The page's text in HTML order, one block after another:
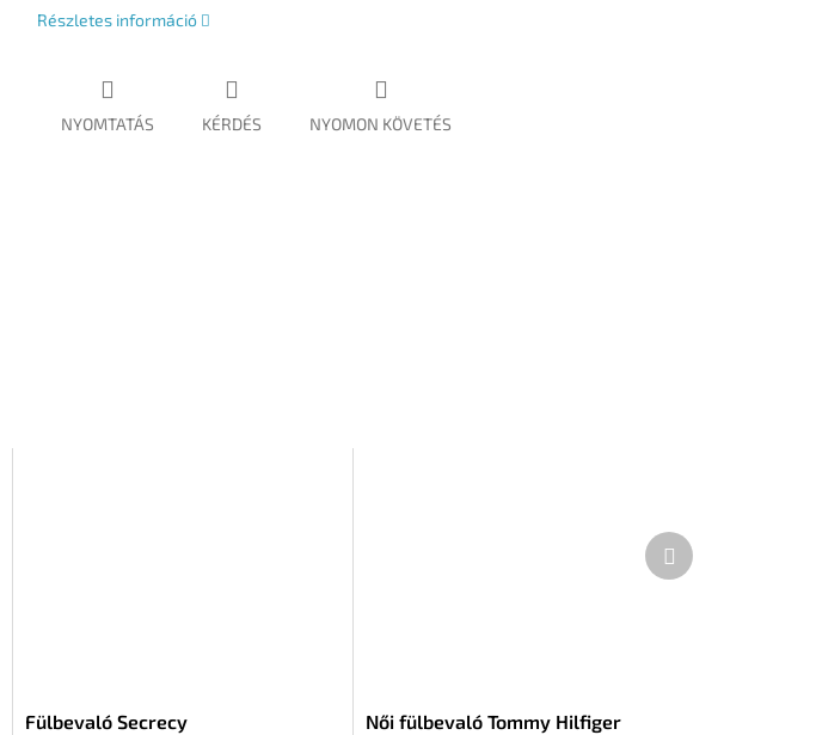
Részletes információ
NYOMTATÁS KÉRDÉS NYOMON KÖVETÉS
Fülbevaló Secrecy
Női fülbevaló Tommy Hilfiger
Következő
termék